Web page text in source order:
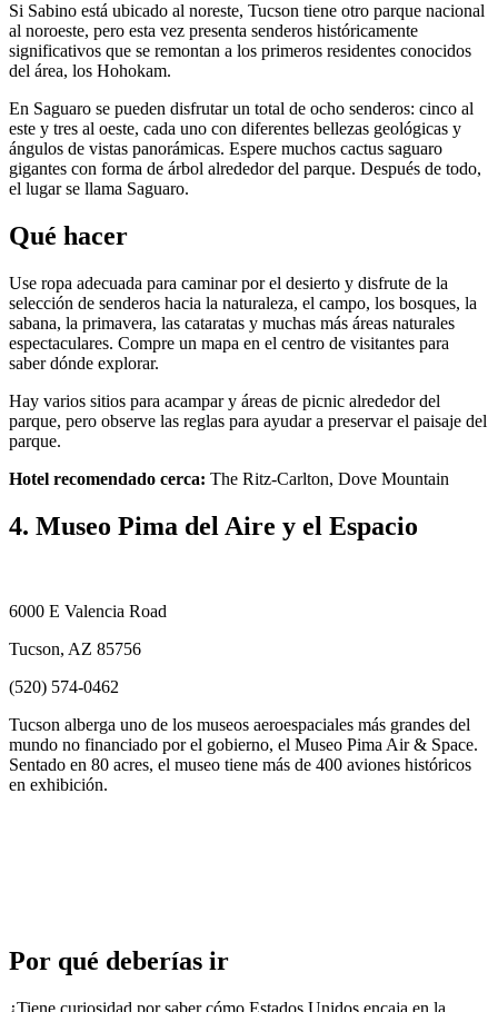
Si Sabino está ubicado al noreste, Tucson tiene otro parque nacional
al noroeste, pero esta vez presenta senderos históricamente
significativos que se remontan a los primeros residentes conocidos
del área, los Hohokam.
En Saguaro se pueden disfrutar un total de ocho senderos: cinco al
este y tres al oeste, cada uno con diferentes bellezas geológicas y
ángulos de vistas panorámicas. Espere muchos cactus saguaro
gigantes con forma de árbol alrededor del parque. Después de todo,
el lugar se llama Saguaro.
Qué hacer
Use ropa adecuada para caminar por el desierto y disfrute de la
selección de senderos hacia la naturaleza, el campo, los bosques, la
sabana, la primavera, las cataratas y muchas más áreas naturales
espectaculares. Compre un mapa en el centro de visitantes para
saber dónde explorar.
Hay varios sitios para acampar y áreas de picnic alrededor del
parque, pero observe las reglas para ayudar a preservar el paisaje del
parque.
Hotel recomendado cerca: The Ritz-Carlton, Dove Mountain
4. Museo Pima del Aire y el Espacio
6000 E Valencia Road
Tucson, AZ 85756
(520) 574-0462
Tucson alberga uno de los museos aeroespaciales más grandes del
mundo no financiado por el gobierno, el Museo Pima Air & Space.
Sentado en 80 acres, el museo tiene más de 400 aviones históricos
en exhibición.
Por qué deberías ir
¿Tiene curiosidad por saber cómo Estados Unidos encaja en la